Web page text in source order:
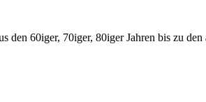
den 60iger, 70iger, 80iger Jahren bis zu